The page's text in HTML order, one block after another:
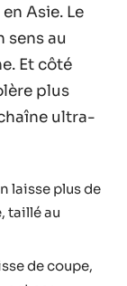
Asie. Le
sens au
Et côté
plus
ultra-
laisse plus de
taillé au
de coupe,